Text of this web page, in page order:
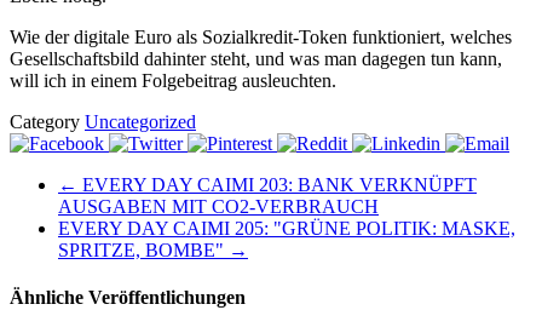
Wie der digitale Euro als Sozialkredit-Token funktioniert, welches
Gesellschaftsbild dahinter steht, und was man dagegen tun kann,
will ich in einem Folgebeitrag ausleuchten.
Category Uncategorized
← EVERY DAY CAIMI 203: BANK VERKNÜPFT
AUSGABEN MIT CO2-VERBRAUCH
EVERY DAY CAIMI 205: "GRÜNE POLITIK: MASKE,
SPRITZE, BOMBE" →
Ähnliche Veröffentlichungen